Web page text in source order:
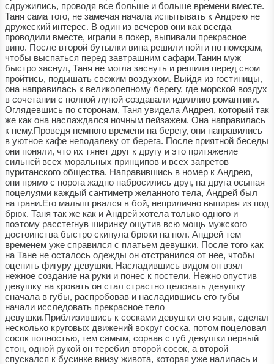
сдружились, проводя все больше и больше времени вместе.
Таня сама того, не замечая начала испытывать к Андрею не
дружеский интерес. В один из вечеров они как всегда
проводили вместе, играли в покер, выпивали прекрасное
вино. После второй бутылки вина решили пойти по номерам,
чтобы выспаться перед завтрашним сафари.Танин муж
быстро заснул, Таня не могла заснуть и решила перед сном
пройтись, подышать свежим воздухом. Выйдя из гостиницы,
она направилась к великолепному берегу, где морской воздух
в сочетании с полной луной создавали идиллию романтики.
Оглядевшись по сторонам, Таня увидела Андрея, который так
же как она наслаждался ночным пейзажем. Она направилась
к нему.Проведя немного времени на берегу, они направились
в уютное кафе неподалеку от берега. После приятной беседы
они поняли, что их тянет друг к другу и это притяжение
сильней всех моральных принципов и всех запретов
пуританского общества. Направившись в номер к Андрею,
они прямо с порога жадно набросились друг, на друга осыпая
поцелуями каждый сантиметр желанного тела, Андрей был
на грани.Его малыш рвался в бой, неприлично выпирая из под
брюк. Таня так же как и Андрей хотела только одного и
поэтому расстегнув ширинку ощутив всю мощь мужского
достоинства быстро скинула брюки на пол. Андрей тем
временем уже справился с платьем девушки. После того как
на Тане не осталось одежды он отстранился от нее, чтобы
оценить фигуру девушки. Насладившись видом он взял
нежное создание на руки и понес к постели. Нежно опустив
девушку на кровать он стал страстно целовать девушку
сначала в губы, распробовав и насладившись его губы
начали исследовать прекрасное тело
девушки.Приблизившись к сосками девушки его язык, сделал
несколько круговых движений вокруг соска, потом поцеловал
сосок полностью, тем самым, сорвав с губ девушки первый
стон, одной рукой он теребил второй сосок, а второй
спускался к бусинке внизу живота, которая уже налилась и